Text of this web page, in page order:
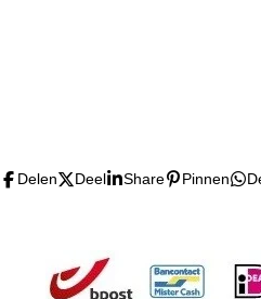
Delen Deel Share Pinnen